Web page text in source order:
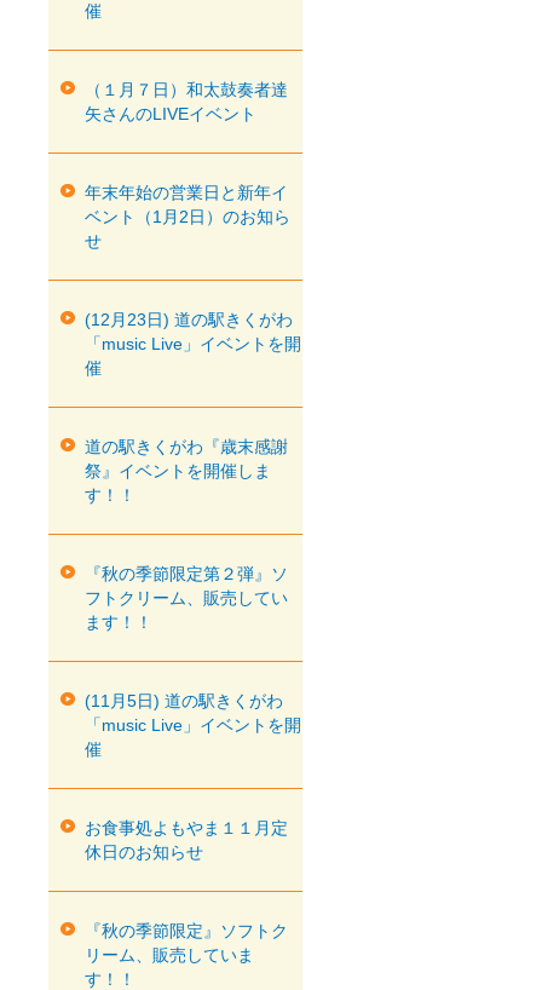
催
（１月７日）和太鼓奏者達
矢さんのLIVEイベント
年末年始の営業日と新年イ
ベント（1月2日）のお知ら
せ
(12月23日) 道の駅きくがわ
「music Live」イベントを開
催
道の駅きくがわ『歳末感謝
祭』イベントを開催しま
す！！
『秋の季節限定第２弾』ソ
フトクリーム、販売してい
ます！！
(11月5日) 道の駅きくがわ
「music Live」イベントを開
催
お食事処よもやま１１月定
休日のお知らせ
『秋の季節限定』ソフトク
リーム、販売していま
す！！